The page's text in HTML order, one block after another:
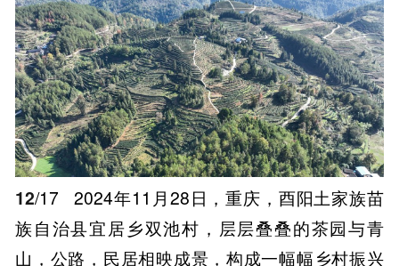
12/17
2024年11月28日，重庆，酉阳土家族苗
族自治县宜居乡双池村，层层叠叠的茶园与青
山，公路，民居相映成景，构成一幅幅乡村振兴